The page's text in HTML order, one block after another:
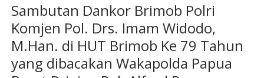
Sambutan Dankor Brimob Polri
Komjen Pol. Drs. Imam Widodo,
M.Han. di HUT Brimob Ke 79 Tahun
yang dibacakan Wakapolda Papua